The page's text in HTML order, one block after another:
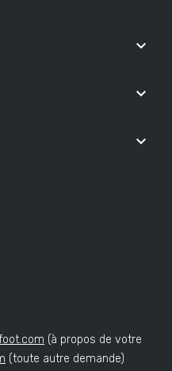
keyboard_arrow_down
keyboard_arrow_down
keyboard_arrow_down
(à propos de votre
(toute autre demande)